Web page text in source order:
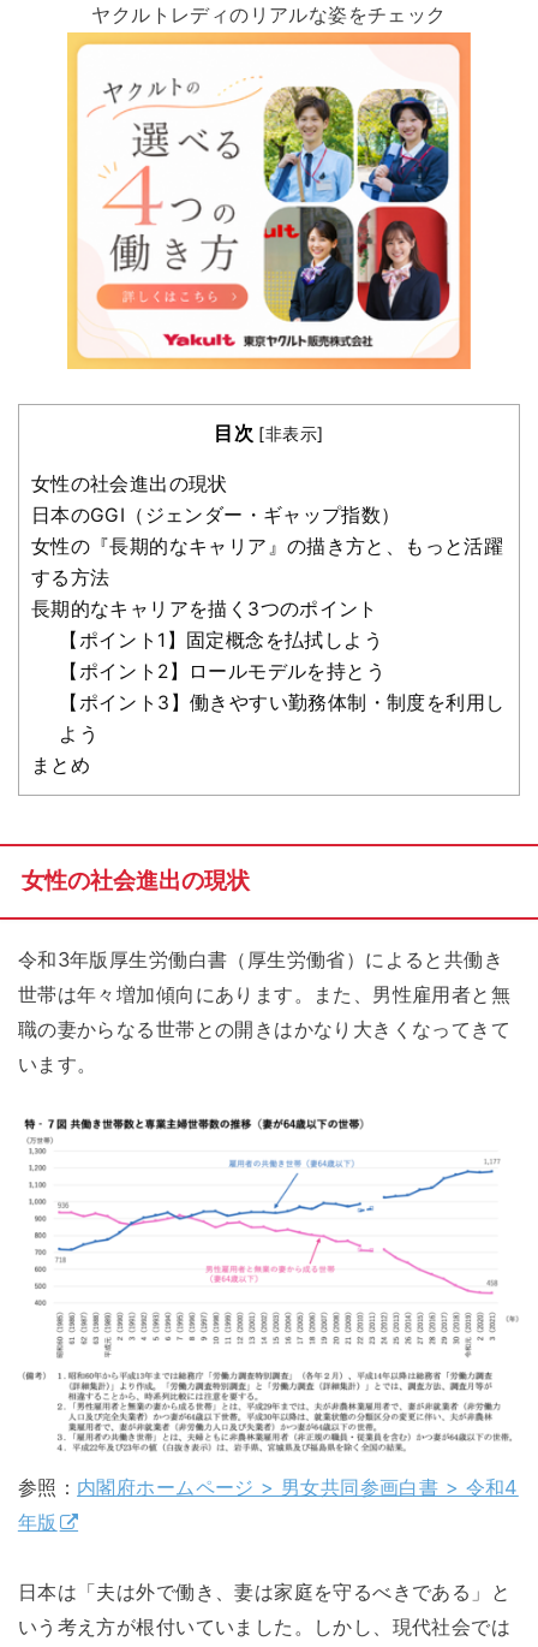
ヤクルトレディのリアルな姿をチェック
目次 [非表示]
女性の社会進出の現状
日本のGGI（ジェンダー・ギャップ指数）
女性の『長期的なキャリア』の描き方と、もっと活躍
する方法
長期的なキャリアを描く3つのポイント
【ポイント1】固定概念を払拭しよう
【ポイント2】ロールモデルを持とう
【ポイント3】働きやすい勤務体制・制度を利用し
よう
まとめ
女性の社会進出の現状
令和3年版厚生労働白書（厚生労働省）によると共働き
世帯は年々増加傾向にあります。また、男性雇用者と無
職の妻からなる世帯との開きはかなり大きくなってきて
います。
参照： 内閣府ホームページ > 男女共同参画白書 > 令和4
年版
日本は「夫は外で働き、妻は家庭を守るべきである」と
いう考え方が根付いていました。しかし、現代社会では